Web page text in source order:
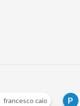
francesco caio P